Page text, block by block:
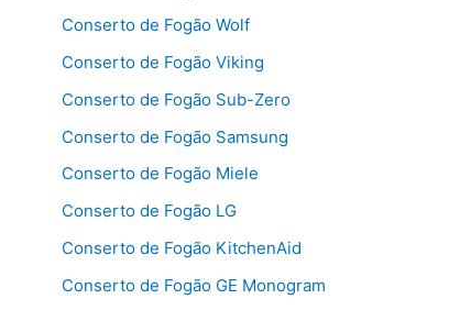
Conserto de Fogão Wolf
Conserto de Fogão Viking
Conserto de Fogão Sub-Zero
Conserto de Fogão Samsung
Conserto de Fogão Miele
Conserto de Fogão LG
Conserto de Fogão KitchenAid
Conserto de Fogão GE Monogram